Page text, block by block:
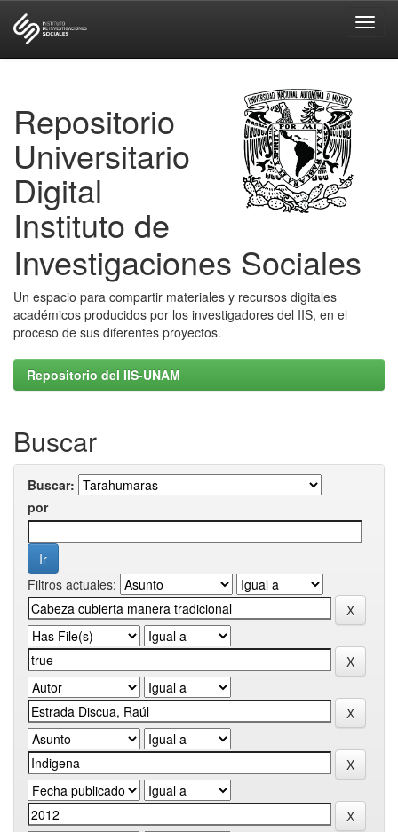
Repositorio
Universitario
Digital
Instituto de
Investigaciones Sociales
Un espacio para compartir materiales y recursos digitales
académicos producidos por los investigadores del IIS, en el
proceso de sus diferentes proyectos.
Repositorio del IIS-UNAM
Buscar
Buscar:
por
Filtros actuales: